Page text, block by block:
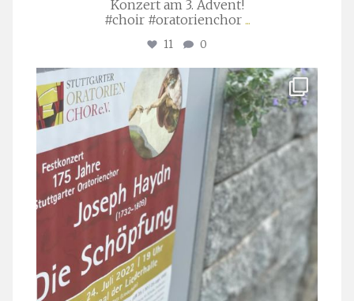
Konzert am 3. Advent!
#choir #oratorienchor ...
11 0
stuttgarter_oratorienchor
Juli 23